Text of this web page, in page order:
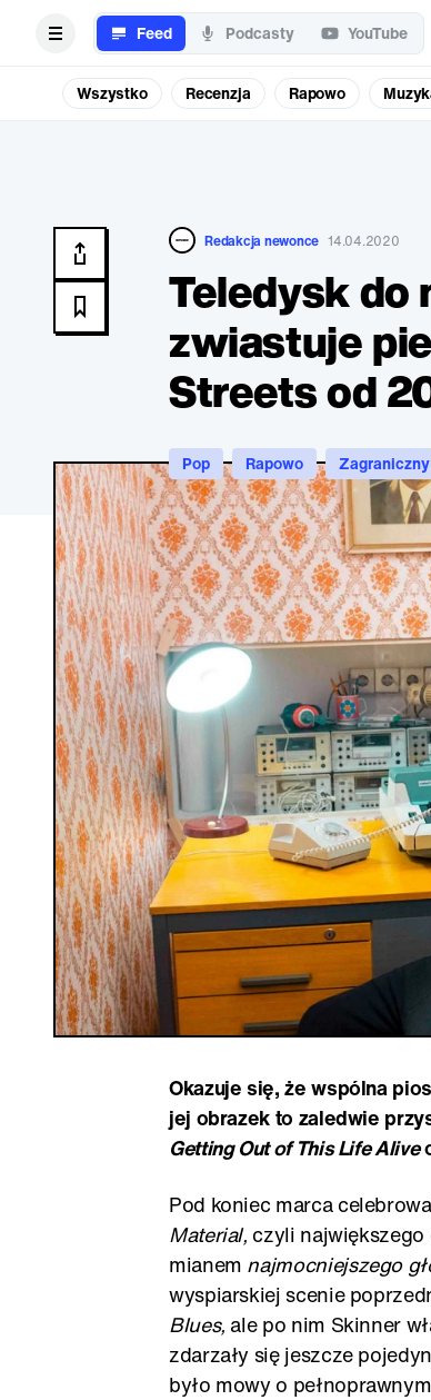
Feed Podcasty YouTube
Wszystko Recenzja Rapowo
Redakcja newonce 14.04.2020
Teledysk do
zwiastuje
Streets od
Pop Rapowo
Okazuje się, że wspólna
jej obrazek to zaledwie
Getting Out of This Life Alive
Pod koniec marca
Material, czyli największego
mianem najmocniejszego
wyspiarskiej scenie
Blues, ale po nim Skinner
zdarzały się jeszcze
było mowy o